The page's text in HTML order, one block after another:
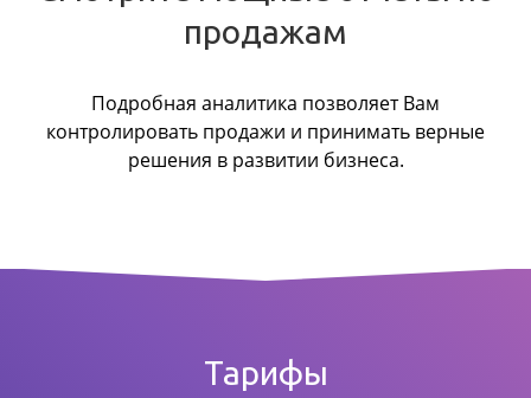
продажам
Подробная аналитика позволяет Вам
контролировать продажи и принимать верные
решения в развитии бизнеса.
Тарифы